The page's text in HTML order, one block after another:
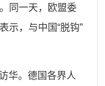
同一天，欧盟委
示，与中国“脱钩”
华。德国各界人